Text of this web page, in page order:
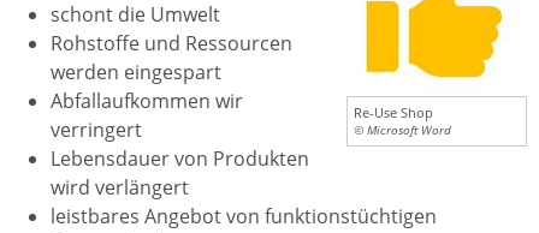
Re-Use Shop
© Microsoft Word
schont die Umwelt
Rohstoffe und Ressourcen
werden eingespart
Abfallaufkommen wir
verringert
Lebensdauer von Produkten
wird verlängert
leistbares Angebot von funktionstüchtigen